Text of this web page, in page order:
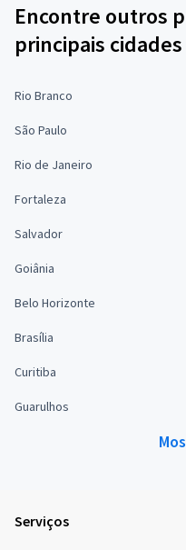
Encontre outros
principais cidades
Rio Branco
São Paulo
Rio de Janeiro
Fortaleza
Salvador
Goiânia
Belo Horizonte
Brasília
Curitiba
Guarulhos
Serviços